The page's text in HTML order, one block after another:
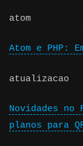
atom
Atom e PHP:
atualizacao
Novidades
planos para